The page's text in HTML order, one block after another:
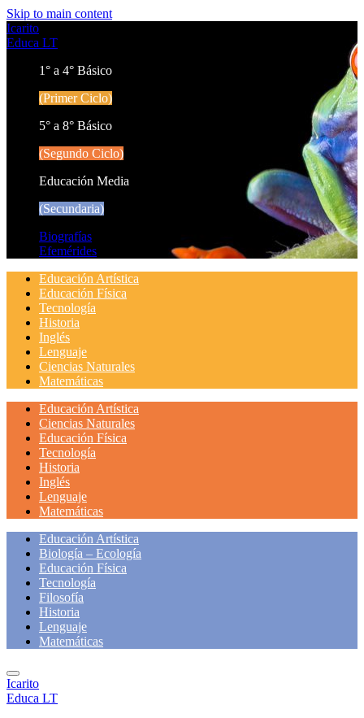
Skip to main content
Icarito
Educa LT
1° a 4° Básico
(Primer Ciclo)
5° a 8° Básico
(Segundo Ciclo)
Educación Media
(Secundaria)
Biografías
Efemérides
Educación Artística
Educación Física
Tecnología
Historia
Inglés
Lenguaje
Ciencias Naturales
Matemáticas
Educación Artística
Ciencias Naturales
Educación Física
Tecnología
Historia
Inglés
Lenguaje
Matemáticas
Educación Artística
Biología – Ecología
Educación Física
Tecnología
Filosofía
Historia
Lenguaje
Matemáticas
Icarito
Educa LT